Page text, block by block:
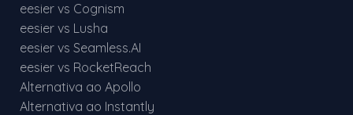
eesier vs Cognism
eesier vs Lusha
eesier vs Seamless.AI
eesier vs RocketReach
Alternativa ao Apollo
Alternativa ao Instantly